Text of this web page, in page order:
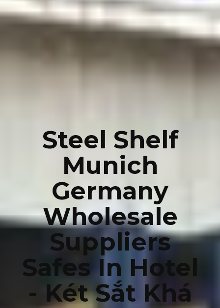
Steel Shelf
Munich
Germany
Wholesale
Suppliers
Safes In Hotel
- Két Sắt Khá